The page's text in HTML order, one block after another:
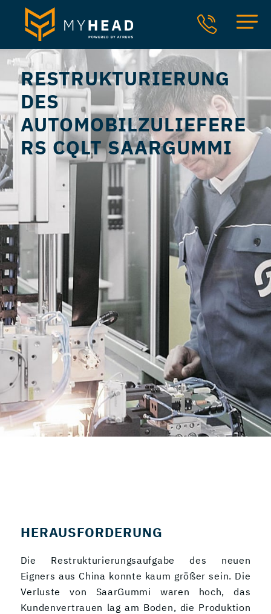
RESTRUKTURIERUNG
DES
AUTOMOBILZULIEFERE
RS CQLT SAARGUMMI
HERAUSFORDERUNG
Die Restrukturierungsaufgabe des neuen
Eigners aus China konnte kaum größer sein. Die
Verluste von SaarGummi waren hoch, das
Kundenvertrauen lag am Boden, die Produktion